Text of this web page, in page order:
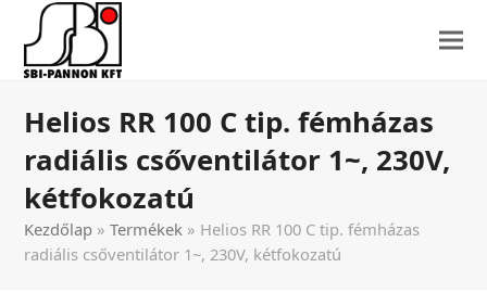
Helios RR 100 C tip. fémházas
radiális csőventilátor 1~, 230V,
kétfokozatú
Kezdőlap »Termékek » Helios RR 100 C tip. fémházas
radiális csőventilátor 1~, 230V, kétfokozatú